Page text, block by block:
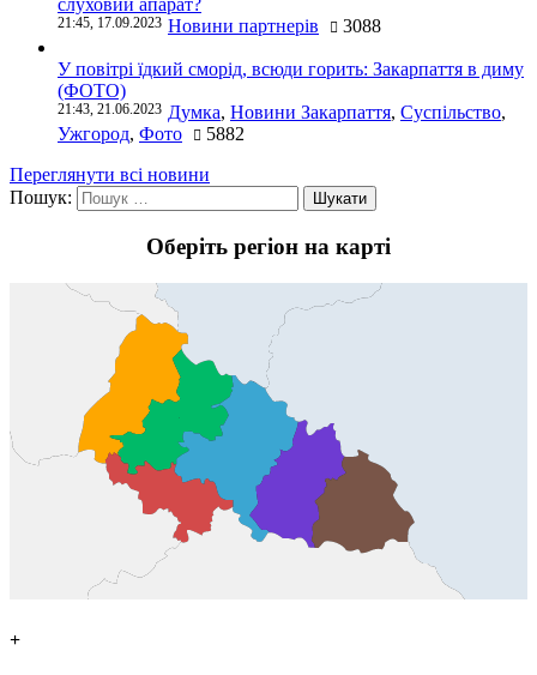
слуховий апарат?
21:45, 17.09.2023 Новини партнерів 3088
У повітрі їдкий сморід, всюди горить: Закарпаття в диму
(ФОТО)
21:43, 21.06.2023 Думка, Новини Закарпаття, Суспільство,
Ужгород, Фото
5882
Переглянути всі новини
Пошук:
Оберіть регіон на карті
+